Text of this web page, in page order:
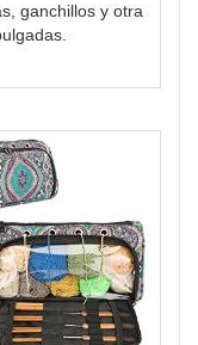
ganchillos y otra